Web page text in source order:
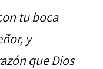
tu boca
y
que Dios